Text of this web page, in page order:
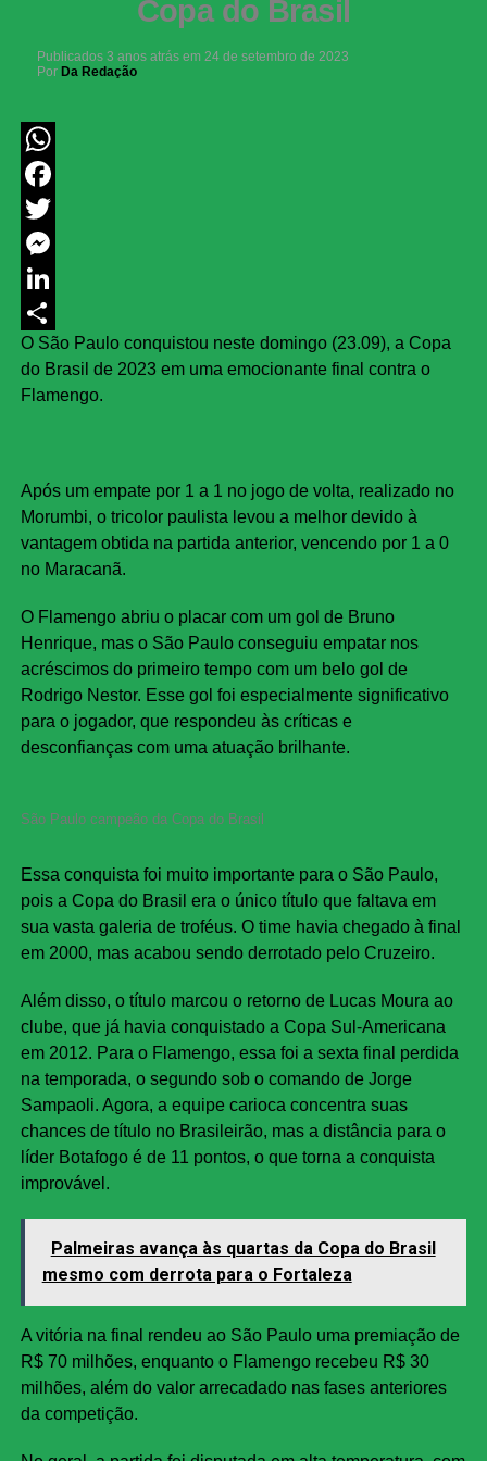
Copa do Brasil
Publicados 3 anos atrás em 24 de setembro de 2023
Por Da Redação
WhatsApp
Facebook
Twitter
Messenger
LinkedIn
Share
O São Paulo conquistou neste domingo (23.09), a Copa
do Brasil de 2023 em uma emocionante final contra o
Flamengo.
Após um empate por 1 a 1 no jogo de volta, realizado no
Morumbi, o tricolor paulista levou a melhor devido à
vantagem obtida na partida anterior, vencendo por 1 a 0
no Maracanã.
O Flamengo abriu o placar com um gol de Bruno
Henrique, mas o São Paulo conseguiu empatar nos
acréscimos do primeiro tempo com um belo gol de
Rodrigo Nestor. Esse gol foi especialmente significativo
para o jogador, que respondeu às críticas e
desconfianças com uma atuação brilhante.
São Paulo campeão da Copa do Brasil
Essa conquista foi muito importante para o São Paulo,
pois a Copa do Brasil era o único título que faltava em
sua vasta galeria de troféus. O time havia chegado à final
em 2000, mas acabou sendo derrotado pelo Cruzeiro.
Além disso, o título marcou o retorno de Lucas Moura ao
clube, que já havia conquistado a Copa Sul-Americana
em 2012. Para o Flamengo, essa foi a sexta final perdida
na temporada, o segundo sob o comando de Jorge
Sampaoli. Agora, a equipe carioca concentra suas
chances de título no Brasileirão, mas a distância para o
líder Botafogo é de 11 pontos, o que torna a conquista
improvável.
Palmeiras avança às quartas da Copa do Brasil
mesmo com derrota para o Fortaleza
A vitória na final rendeu ao São Paulo uma premiação de
R$ 70 milhões, enquanto o Flamengo recebeu R$ 30
milhões, além do valor arrecadado nas fases anteriores
da competição.